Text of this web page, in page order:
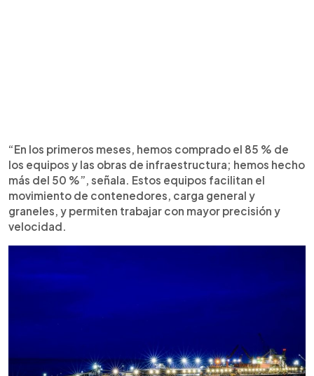
“En los primeros meses, hemos comprado el 85 % de
los equipos y las obras de infraestructura; hemos hecho
más del 50 %”, señala. Estos equipos facilitan el
movimiento de contenedores, carga general y
graneles, y permiten trabajar con mayor precisión y
velocidad.